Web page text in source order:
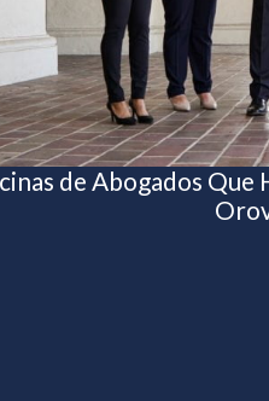
de Abogados Que